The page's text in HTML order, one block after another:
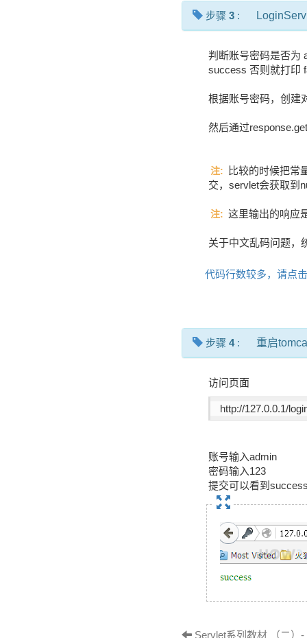
步骤 3 :
判断账号密码是否为
success 否则就打印
根据账号密码，创建
然后通过
注:
比较的时候把常
交，servlet会获取到
注: 这里输出的响应
关于中文乱码问题，
代码行数较多，请点
步骤 4: 重启
访问页面
http://127.0.0.1/
账号输入admin
密码输入123
提交可以看到
Servlet系列教材 （二）